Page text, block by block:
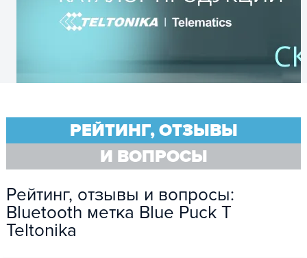
РЕЙТИНГ, ОТЗЫВЫ
И ВОПРОСЫ
Рейтинг, отзывы и вопросы:
Bluetooth метка Blue Puck T
Teltonika